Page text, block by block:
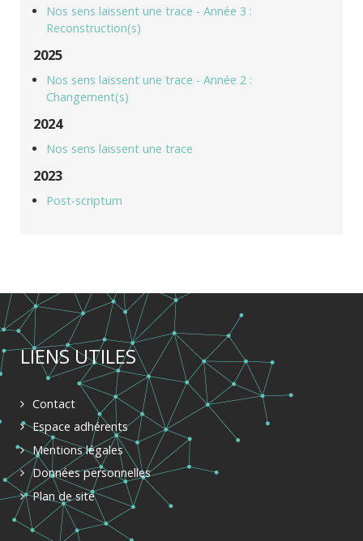
Nos sens laissent une trace - Année 3 :
Reconstruction(s)
2025
Nos sens laissent une trace - Année 2 :
Changement(s)
2024
Nos sens laissent une trace
2023
Post-scriptum
LIENS UTILES
Contact
Espace adhérents
Mentions légales
Données personnelles
Plan de site